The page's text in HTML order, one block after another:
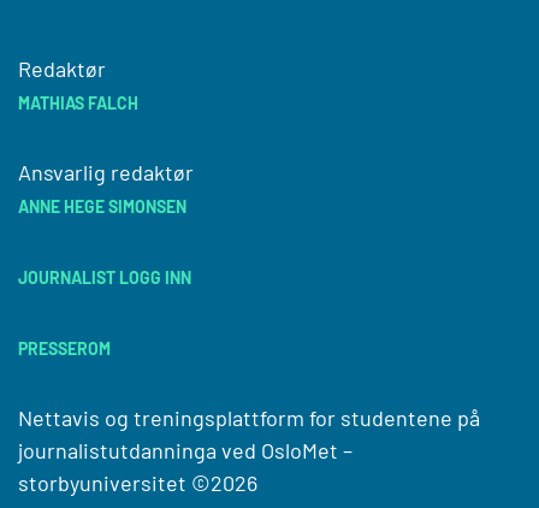
Redaktør
MATHIAS FALCH
Ansvarlig redaktør
ANNE HEGE SIMONSEN
JOURNALIST LOGG INN
PRESSEROM
Nettavis og treningsplattform for studentene på
journalistutdanninga ved OsloMet –
storbyuniversitet ©2026